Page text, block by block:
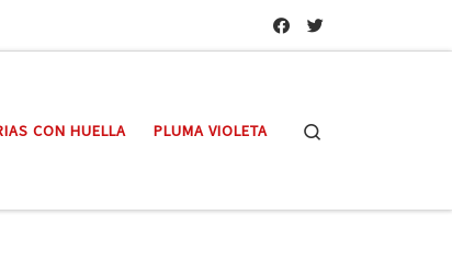
CON HUELLA PLUMA VIOLETA